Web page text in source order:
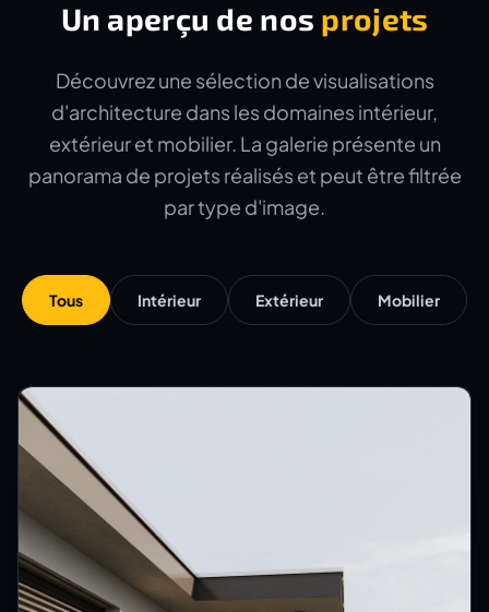
Un aperçu de nos projets
Découvrez une sélection de visualisations
d'architecture dans les domaines intérieur,
extérieur et mobilier. La galerie présente un
panorama de projets réalisés et peut être filtrée
par type d'image.
Tous Intérieur Extérieur Mobilier